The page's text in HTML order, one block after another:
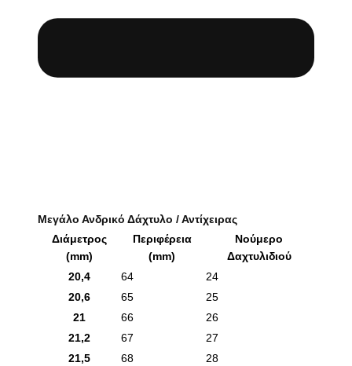
Μεγάλο Ανδρικό Δάχτυλο / Αντίχειρας
Διάμετρος
(mm)
Περιφέρεια
(mm)
Νούμερο
Δαχτυλιδιού
20,4
64
24
20,6
65
25
21
66
26
21,2
67
27
21,5
68
28